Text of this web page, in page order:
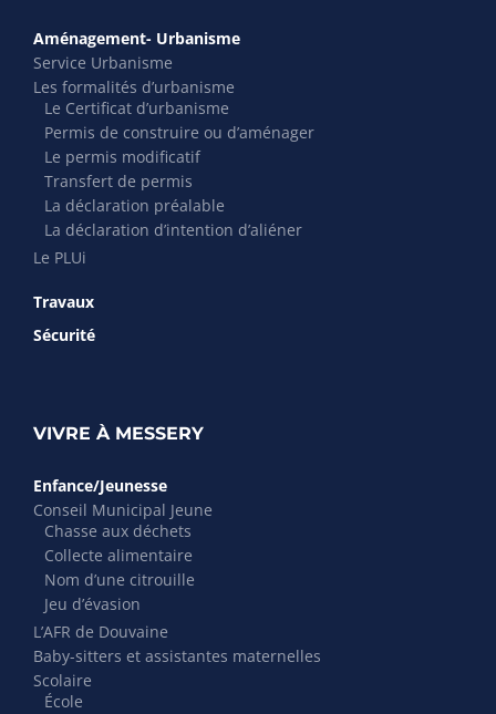
Aménagement- Urbanisme
Service Urbanisme
Les formalités d’urbanisme
Le Certificat d’urbanisme
Permis de construire ou d’aménager
Le permis modificatif
Transfert de permis
La déclaration préalable
La déclaration d’intention d’aliéner
Le PLUi
Travaux
Sécurité
VIVRE À MESSERY
Enfance/Jeunesse
Conseil Municipal Jeune
Chasse aux déchets
Collecte alimentaire
Nom d’une citrouille
Jeu d’évasion
L’AFR de Douvaine
Baby-sitters et assistantes maternelles
Scolaire
École